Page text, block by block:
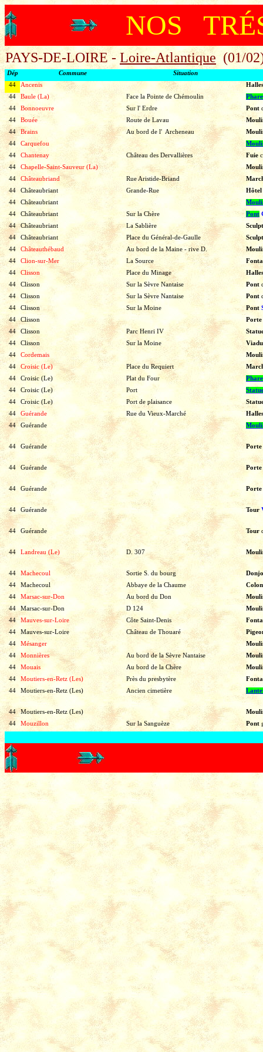
NOS
PAYS-DE-LOIRE- Loire-Atlantique (01/
Dép Commune
Situation
44
Ancenis
44
Baule (La) Face la Pointe de Chémoulin
Phare
44
Bonnoeuvre Sur l' Erdre Pont
44
Bouée Route de Lavau
44
Brains Au bord de l' Archeneau
44
Carquefou
44
Chantenay Château des Dervallières Fuie
44
Chapelle-Saint-Sauveur (La)
44
Châteaubriand Rue Aristide-Briand
44
Châteaubriant Grande-Rue
Hôtel
44
Châteaubriant
44
Châteaubriant Sur la Chère Pont
44
Châteaubriant La Sablière
44
Châteaubriant Place du Général-de-Gaulle
44
Châteauthébaud Au bord de la Maine - rive D.
44
Clion-sur-Mer La Source
44
Clisson Place du Minage
44
Clisson Sur la Sèvre Nantaise Pont
44
Clisson Sur la Sèvre Nantaise Pont
44
Clisson Sur la Moine Pont
44
Clisson
Porte
44
Clisson Parc Henri IV
44
Clisson Sur la Moine
44
Cordemais
44
Croisic (Le) Place du Requiert
44
Croisic (Le) Plat du Four
Phare
44
Croisic (Le) Port
44
Croisic (Le) Port de plaisance
44
Guérande Rue du Vieux-Marché
44
Guérande
44 Guérande Porte
44 Guérande Porte
44 Guérande Porte
44 Guérande Tour
44 Guérande Tour
44 Landreau (Le) D. 307
44 Machecoul Sortie S. du bourg
44
Machecoul Abbaye de la Chaume
44
Marsac-sur-Don Au bord du Don
44
Marsac-sur-Don D 124
44
Mauves-sur-Loire Côte Saint-Denis
44
Mauves-sur-Loire Château de Thouaré
44
Mésanger
44
Monnières Au bord de la Sèvre Nantaise
44
Mouais Au bord de la Chère
44
Moutiers-en-Retz (Les) Près du presbytère
44
Moutiers-en-Retz (Les) Ancien cimetière
44 Moutiers-en-Retz (Les)
44
Mouzillon Sur la Sanguèze Pont